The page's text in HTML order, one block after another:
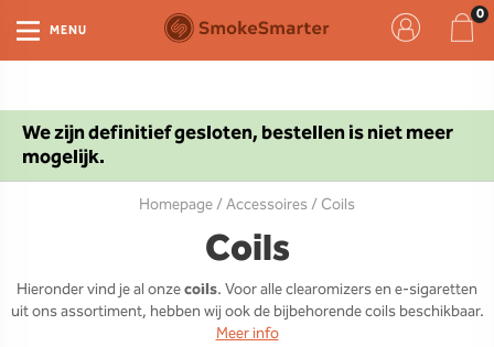
We zijn definitief gesloten, bestellen is niet meer
mogelijk.
MENU
Homepage/Accessoires/ Coils
Coils
Hieronder vind je al onzecoils. Voor alle clearomizers en e-sigaretten
uit ons assortiment, hebben wij ook de bijbehorende coils beschikbaar.
Meer info